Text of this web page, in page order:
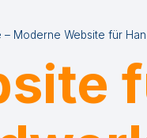
– Moderne Website für